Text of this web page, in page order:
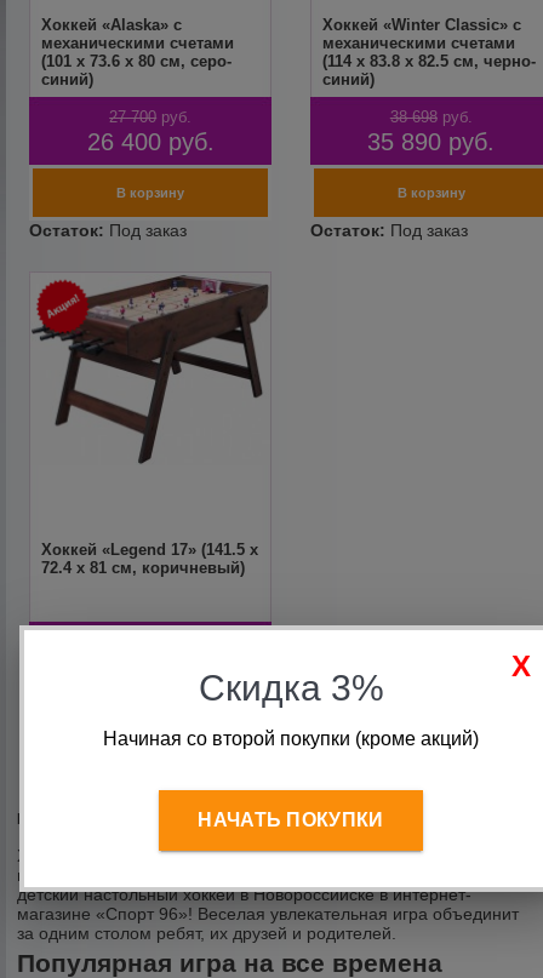
Хоккей «Alaska» с
механическими счетами
(101 x 73.6 x 80 см, серо-
синий)
27 700 руб.
26 400 руб.
Хоккей «Winter Classic» с
механическими счетами
(114 x 83.8 x 82.5 см, черно-
синий)
38 698 руб.
35 890 руб.
Хоккей «Legend 17» (141.5 x
72.4 x 81 см, коричневый)
Хотите отвлечь своих детей от компьютера, но не знаете, что
можно предложить взамен? Предлагаем недорого купить
детский настольный хоккей в Новороссийске в интернет-
магазине «Спорт 96»! Веселая увлекательная игра объединит
за одним столом ребят, их друзей и родителей.
Популярная игра на все времена
Скидка 3%
Начиная со второй покупки (кроме акций)
НАЧАТЬ ПОКУПКИ